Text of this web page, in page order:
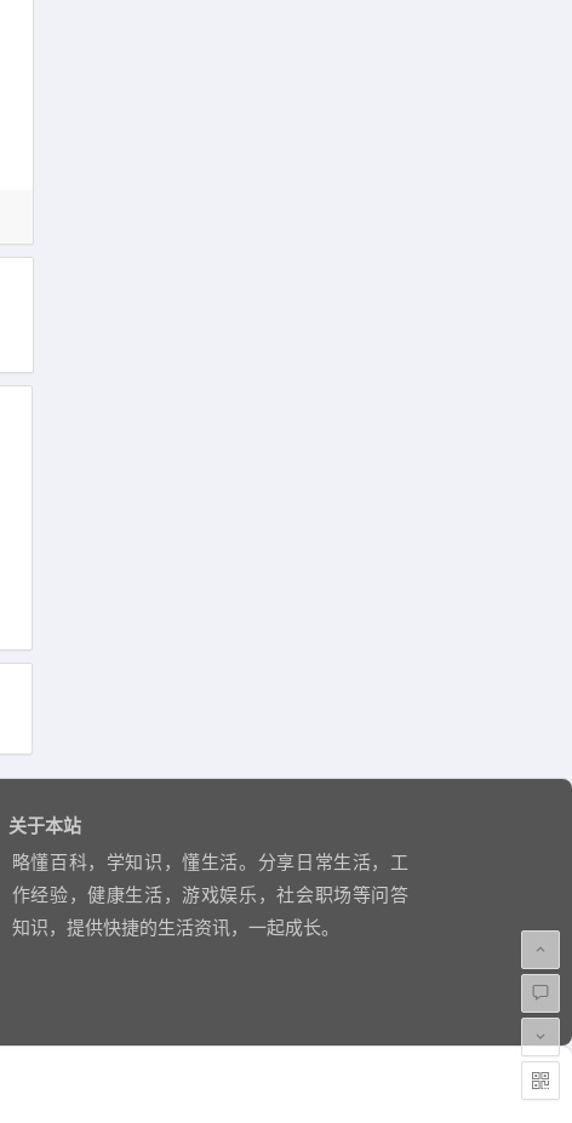
关于本站
略懂百科，学知识，懂生活。分享日常生活，工
作经验，健康生活，游戏娱乐，社会职场等问答
知识，提供快捷的生活资讯，一起成长。